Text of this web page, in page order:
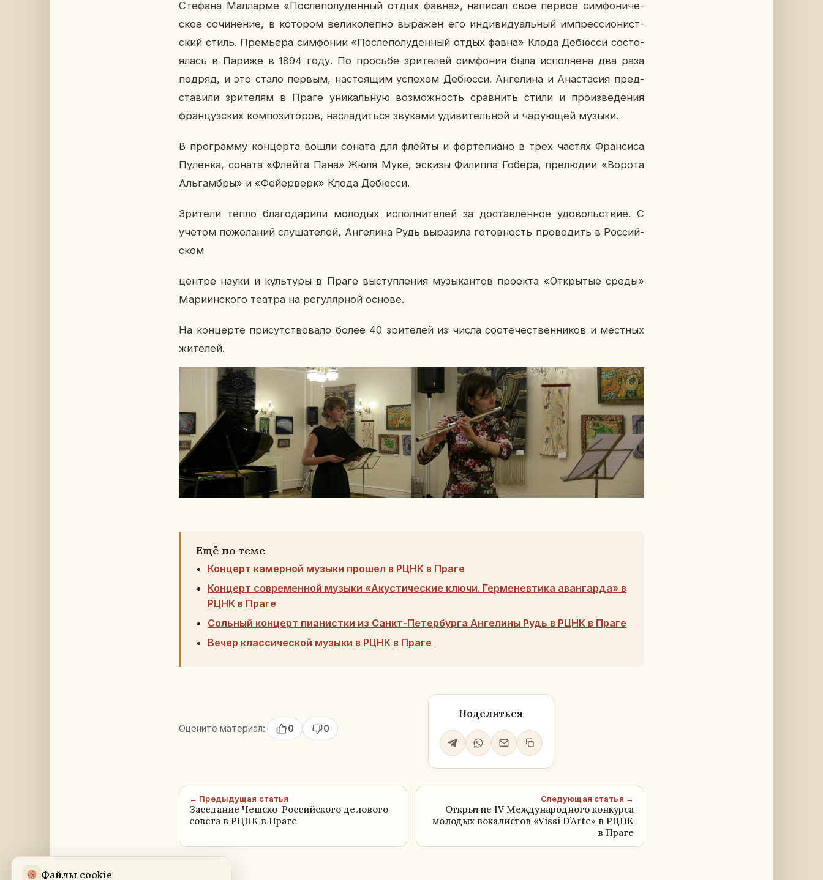
Сте­фа­на Мал­лар­ме «По­сле­по­лу­ден­ный отдых фавна», на­пи­сал свое первое сим­фо­ни­че­
ское со­чи­не­ние, в ко­то­ром ве­ли­ко­леп­но вы­ра­жен его ин­ди­ви­ду­аль­ный им­прес­си­о­нист­
ский стиль. Пре­мье­ра сим­фо­нии «По­сле­по­лу­ден­ный отдых фавна» Клода Де­бюс­си со­сто­
я­лась в Париже в 1894 году. По прось­бе зри­те­лей сим­фо­ния была ис­пол­не­на два раза
подряд, и это стало первым, на­сто­я­щим успе­хом Де­бюс­си. Ан­ге­ли­на и Ана­ста­сия пред­
ста­ви­ли зри­те­лям в Праге уни­каль­ную воз­мож­ность срав­нить стили и про­из­ве­де­ния
фран­цуз­ских ком­по­зи­то­ров, на­сла­дить­ся зву­ка­ми уди­ви­тель­ной и ча­ру­ю­щей музыки.
В про­грам­му кон­цер­та вошли соната для флейты и фор­те­пи­а­но в трех частях Фран­си­са
Пу­лен­ка, соната «Флейта Пана» Жюля Муке, эскизы Фи­лип­па Гобера, пре­лю­дии «Ворота
Аль­гам­бры» и «Фей­ер­верк» Клода Де­бюс­си.
Зри­те­ли тепло бла­го­да­ри­ли мо­ло­дых ис­пол­ни­те­лей за до­став­лен­ное удо­воль­ствие. С
учетом по­же­ла­ний слу­ша­те­лей, Ан­ге­ли­на Рудь вы­ра­зи­ла го­тов­ность про­во­дить в Рос­сий­
ском
центре науки и куль­ту­ры в Праге вы­ступ­ле­ния му­зы­кан­тов про­ек­та «От­кры­тые среды»
Ма­ри­ин­ско­го театра на ре­гу­ляр­ной основе.
На кон­цер­те при­сут­ство­ва­ло более 40 зри­те­лей из числа со­оте­че­ствен­ни­ков и мест­ных
жи­те­лей.
Ещё по теме
Концерт камерной музыки прошел в РЦНК в Праге
Концерт современной музыки «Акустические ключи. Герменевтика авангарда» в
РЦНК в Праге
Сольный концерт пианистки из Санкт-Петербурга Ангелины Рудь в РЦНК в Праге
Вечер классической музыки в РЦНК в Праге
Оцените материал: 0 0
Поделиться
← Предыдущая статья
Заседание Чешско-Российского делового
совета в РЦНК в Праге
Следующая статья →
Открытие IV Международного конкурса
молодых вокалистов «Vissi D’Arte» в РЦНК
в Праге
Файлы cookie